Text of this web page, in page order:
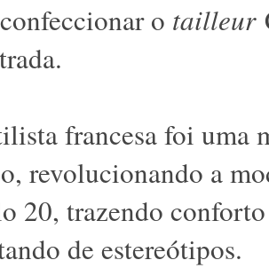
o tailleur
francesa foi uma
revolucionando a
20, trazendo
de estereótipos.